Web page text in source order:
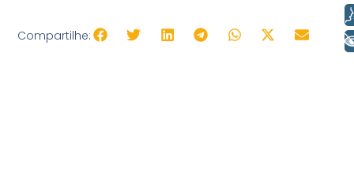
Compartilhe:
+ Acessibilidade